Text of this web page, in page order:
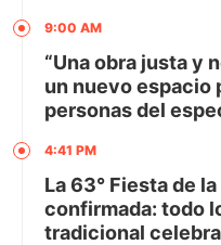
9:00 AM
“Una obra justa y
un nuevo espacio
personas del
4:41 PM
La 63° Fiesta de
confirmada: todo
tradicional